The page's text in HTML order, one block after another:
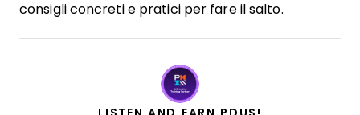
consigli concreti e pratici per fare il salto.